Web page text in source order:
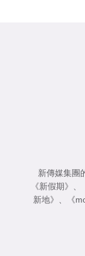
新傳媒集團
《新假期》
新地》
《